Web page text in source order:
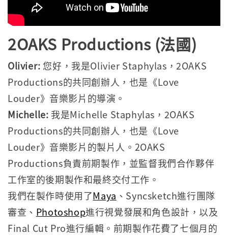
2OAKS Productions (法國)
Olivier: 您好，我是Olivier Staphylas，2OAKS
Productions的共同創辦人，也是《Love
Louder》音樂影片的導演。
Michelle: 我是Michelle Staphylas，2OAKS
Productions的共同創辦人，也是《Love
Louder》音樂影片的製片人。2OAKS
Productions負責前期製作，並監督我們合作夥伴
工作室的後期製作和最終交付工作。
我們在製作時使用了Maya 、Syncsketch進行團隊
審查、 Photoshop進行視覺發展和角色設計，以及
Final Cut Pro進行編輯。前期製作花費了七個月的